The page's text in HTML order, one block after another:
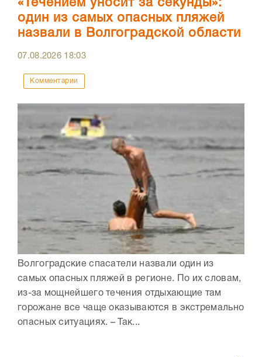
«Течением уносит за секунды»:
один из самых опасных пляжей
назвали в Волгоградской области
07.08.2026 18:03
Комментарии
Волгоградские спасатели назвали один из
самых опасных пляжей в регионе. По их словам,
из-за мощнейшего течения отдыхающие там
горожане все чаще оказываются в экстремально
опасных ситуациях. – Так...